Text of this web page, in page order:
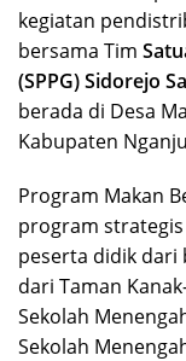
kegiatan
bersama Tim
(SPPG) Sidorejo
berada di Desa
Kabupaten
Program Makan
program
peserta didik dari
dari Taman
Sekolah
Sekolah